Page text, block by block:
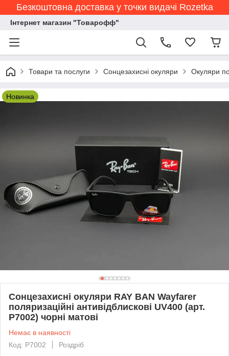
Безкоштовна доставка у точки видачі Rozetka
Інтернет магазин "Товарофф"
Товари та послуги Сонцезахисні окуляри Окуляри
Новинка
Сонцезахисні окуляри RAY BAN Wayfarer
поляризаційні антивідблискові UV400 (арт.
P7002) чорні матові
Немає в наявності
Код: P7002
Роздріб